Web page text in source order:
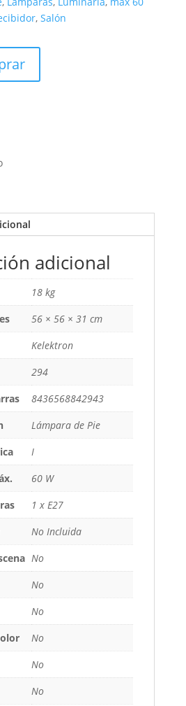
, Salón
adicional
18 kg
56 × 56 × 31 cm
Kelektron
294
8436568842943
Lámpara de Pie
I
60 W
1 x E27
No Incluida
No
No
No
No
No
No